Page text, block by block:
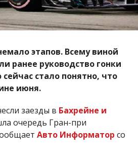
этапов. Всему виной
ранее руководство гонки
стало понятно, что
июня.
заезды в Бахрейне и
очередь Гран-при
Авто Информатор со